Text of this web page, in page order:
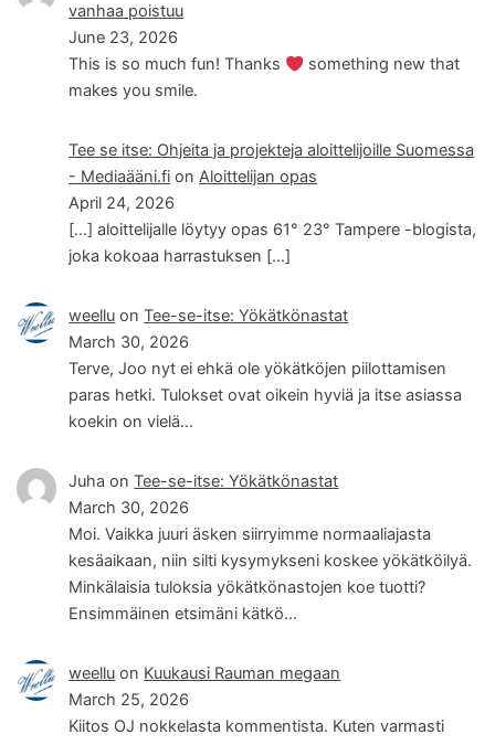
vanhaa poistuu
June 23, 2026
This is so much fun! Thanks
something new that
makes you smile.
Tee se itse: Ohjeita ja projekteja aloittelijoille Suomessa
- Mediaääni.fi onAloittelijan opas
April 24, 2026
[…] aloittelijalle löytyy opas 61° 23° Tampere -blogista,
joka kokoaa harrastuksen […]
weellu onTee-se-itse: Yökätkönastat
March 30, 2026
Terve, Joo nyt ei ehkä ole yökätköjen piilottamisen
paras hetki. Tulokset ovat oikein hyviä ja itse asiassa
koekin on vielä…
Juha onTee-se-itse: Yökätkönastat
March 30, 2026
Moi. Vaikka juuri äsken siirryimme normaaliajasta
kesäaikaan, niin silti kysymykseni koskee yökätköilyä.
Minkälaisia tuloksia yökätkönastojen koe tuotti?
Ensimmäinen etsimäni kätkö…
weellu on Kuukausi Rauman megaan
March 25, 2026
Kiitos OJ nokkelasta kommentista. Kuten varmasti